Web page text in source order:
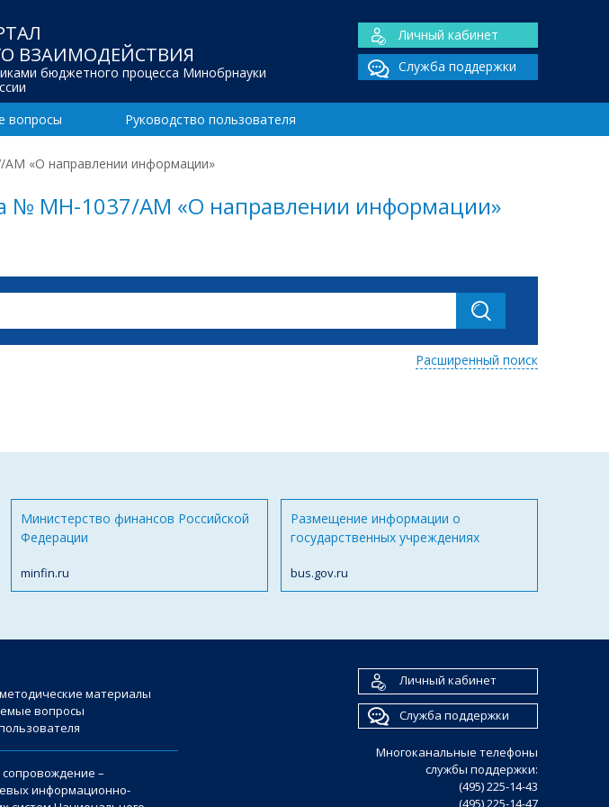
ВЗАИМОДЕЙСТВИЯ
бюджетного процесса Минобрнауки
Личный кабинет
Служба поддержки
вопросы Руководство пользователя
«О направлении информации»
№ МН-1037/АМ «О направлении информации»
Расширенный поиск
Министерство финансов Российской
Федерации
minfin.ru
Размещение информации о
государственных учреждениях
bus.gov.ru
материалы
вопросы
–
информационно-
Личный кабинет
Служба поддержки
Многоканальные телефоны
службы поддержки:
(495) 225-14-43
(495) 225-14-47